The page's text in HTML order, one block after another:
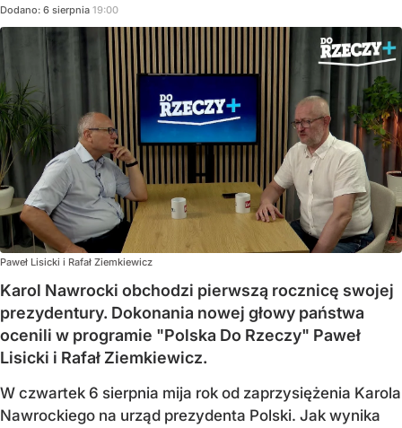
Dodano: 6 sierpnia 19:00
Paweł Lisicki i Rafał Ziemkiewicz
Karol Nawrocki obchodzi pierwszą rocznicę swojej
prezydentury. Dokonania nowej głowy państwa
ocenili w programie "Polska Do Rzeczy" Paweł
Lisicki i Rafał Ziemkiewicz.
W czwartek 6 sierpnia mija rok od zaprzysiężenia Karola
Nawrockiego na urząd prezydenta Polski. Jak wynika